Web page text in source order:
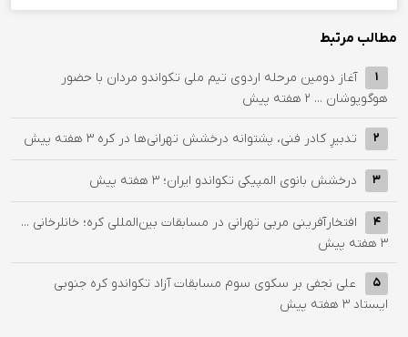
مطالب مرتبط
1
آغاز دومین مرحله اردوی تیم ملی تکواندو مردان با حضور
هوگوپوشان ... 2 هفته پیش
2 تدبیرِ کادر فنی، پشتوانه درخشش تهرانی‌ها در کره 3 هفته پیش
3 درخشش بانوی المپیکی تکواندو ایران؛ 3 هفته پیش
4
افتخارآفرینی مربی تهرانی در مسابقات بین‌المللی کره؛ خانلرخانی ...
3 هفته پیش
5
علی نجفی بر سکوی سوم مسابقات آزاد تکواندو کره جنوبی
ایستاد 3 هفته پیش